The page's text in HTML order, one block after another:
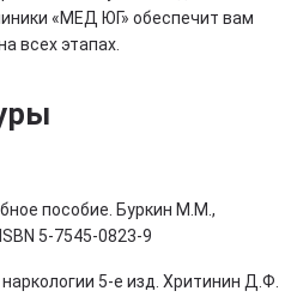
«МЕД ЮГ» обеспечит вам
всех этапах.
пособие. Буркин М.М.,
5-7545-0823-9
5-е изд. Хритинин Д.Ф.